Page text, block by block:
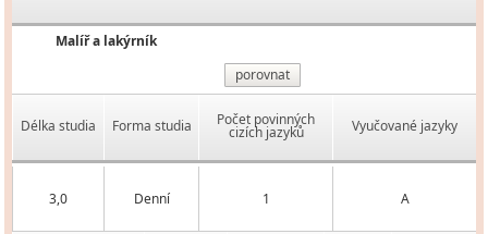
Malíř a lakýrník
porovnat
Délka studia Forma studia Počet povinných
cizích jazyků Vyučované jazyky
3,0 Denní 1 A